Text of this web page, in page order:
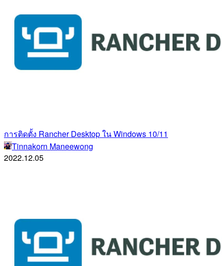
การติดตั้ง Rancher Desktop ใน Windows 10/11
Tinnakorn Maneewong
2022.12.05